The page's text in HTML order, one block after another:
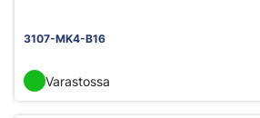
3107-MK4-B16
Varastossa